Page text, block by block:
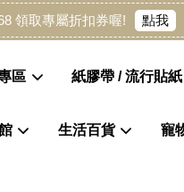
領取專屬折扣券喔! 點我
區 紙膠帶 / 流行貼
生活百貨 寵